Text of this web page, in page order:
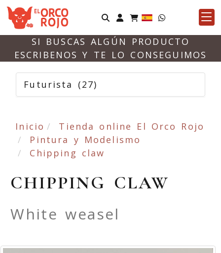
Identifícate
SI BUSCAS ALGÚN PRODUCTO
ESCRIBENOS Y TE LO CONSEGUIMOS
Futurista (27)
Inicio
Tienda online El Orco Rojo
Pintura y Modelismo
Chipping claw
CHIPPING CLAW
White weasel